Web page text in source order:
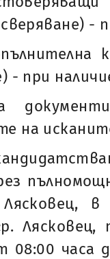
-
- при
на
в
08:00 часа